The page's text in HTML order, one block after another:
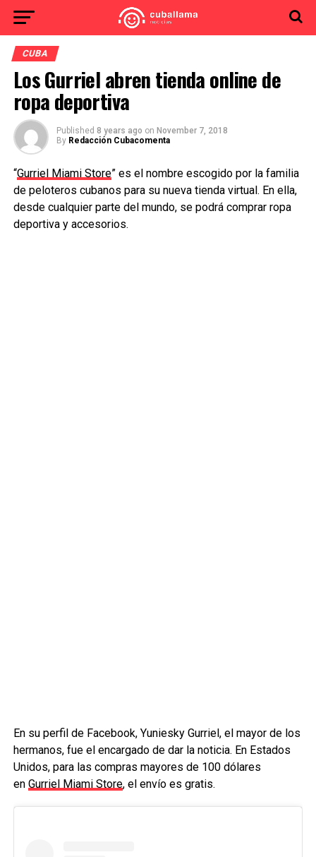
CUBA
Los Gurriel abren tienda online de
ropa deportiva
Published 8 years ago on November 7, 2018
By Redacción Cubacomenta
“Gurriel Miami Store” es el nombre escogido por la familia
de peloteros cubanos para su nueva tienda virtual. En ella,
desde cualquier parte del mundo, se podrá comprar ropa
deportiva y accesorios.
En su perfil de Facebook, Yuniesky Gurriel, el mayor de los
hermanos, fue el encargado de dar la noticia. En Estados
Unidos, para las compras mayores de 100 dólares
en Gurriel Miami Store, el envío es gratis.